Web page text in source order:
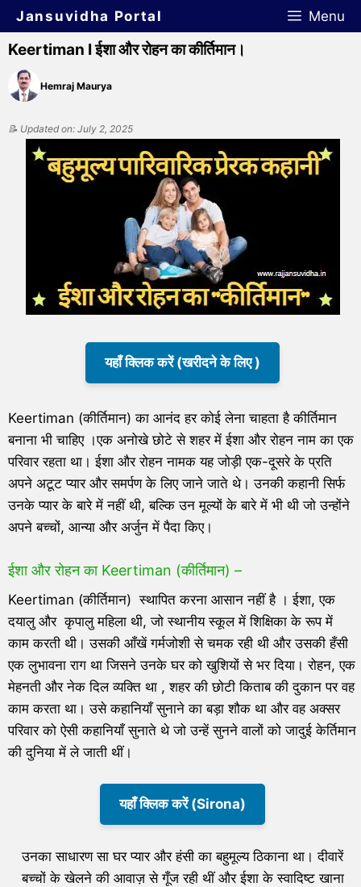
Jansuvidha Portal Menu
Keertiman I ईशा और रोहन का कीर्तिमान।
Hemraj Maurya
📝 Updated on: July 2, 2025
यहाँ क्लिक करें (खरीदने के लिए )
Keertiman (कीर्तिमान) का आनंद हर कोई लेना चाहता है कीर्तिमान
बनाना भी चाहिए ।एक अनोखे छोटे से शहर में ईशा और रोहन नाम का एक
परिवार रहता था। ईशा और रोहन नामक यह जोड़ी एक-दूसरे के प्रति
अपने अटूट प्यार और समर्पण के लिए जाने जाते थे। उनकी कहानी सिर्फ
उनके प्यार के बारे में नहीं थी, बल्कि उन मूल्यों के बारे में भी थी जो उन्होंने
अपने बच्चों, आन्या और अर्जुन में पैदा किए।
ईशा और रोहन का Keertiman (कीर्तिमान) –
Keertiman (कीर्तिमान) स्थापित करना आसान नहीं है । ईशा, एक
दयालु और कृपालु महिला थी, जो स्थानीय स्कूल में शिक्षिका के रूप में
काम करती थी। उसकी आँखें गर्मजोशी से चमक रही थी और उसकी हँसी
एक लुभावना राग था जिसने उनके घर को खुशियों से भर दिया। रोहन, एक
मेहनती और नेक दिल व्यक्ति था , शहर की छोटी किताब की दुकान पर वह
काम करता था। उसे कहानियाँ सुनाने का बड़ा शौक था और वह अक्सर
परिवार को ऐसी कहानियाँ सुनाते थे जो उन्हें सुनने वालों को जादुई केर्तिमान
की दुनिया में ले जाती थीं।
यहाँ क्लिक करें (Sirona)
उनका साधारण सा घर प्यार और हंसी का बहुमूल्य ठिकाना था। दीवारें
बच्चों के खेलने की आवाज़ से गूँज रही थीं और ईशा के स्वादिष्ट खाना